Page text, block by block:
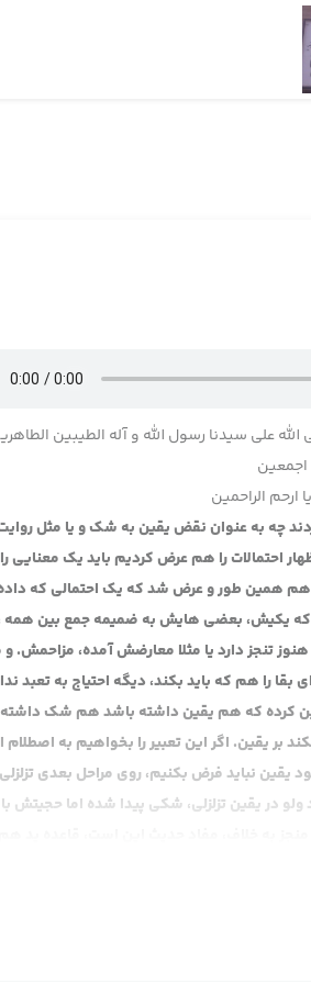
علی سیدنا رسول الله و آله الطیبین
اجمعین
ارحم الراحمین
چه به عنوان نقض یقین به شک و یا مثل
احتمالات را هم عرض کردیم باید یک معنایی را
هم همین طور و عرض شد که یک احتمالی که
که یکیش، بعضی هایش به ضمیمه جمع بین همه
تنجز دارد یا مثلا معارضش آمده، مزاحمش. و
را هم که باید بکند، دیگه احتیاج به تعبد
کرده که هم یقین داشته باشد هم شک داشته
یقین. اگر این تعبیر را بخواهیم به اصطلام
یقین نباید فرض بکنیم، روی مراحل بعدی
در یقین تزلزلی، شکی پیدا شده اما حجیتش
بود در مراحل بعدی هم حجت است مثل فلا ینصرف
بشود، ظاهر بشود پس دیگه نیازی به